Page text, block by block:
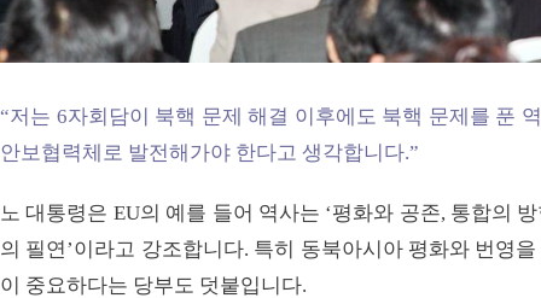
“저는 6자회담이 북핵 문제 해결 이후에도 북핵 문제를 푼
안보협력체로 발전해가야 한다고 생각합니다.”
노 대통령은 EU의 예를 들어 역사는 ‘평화와 공존, 통합의
의 필연’이라고 강조합니다. 특히 동북아시아 평화와 번영
이 중요하다는 당부도 덧붙입니다.